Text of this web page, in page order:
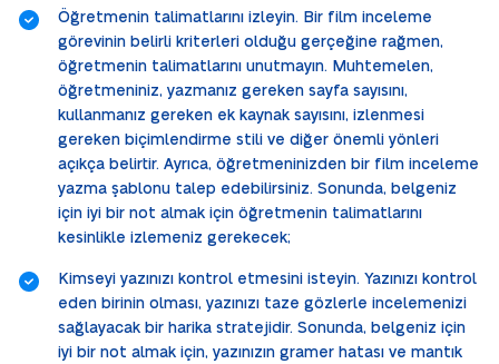
Öğretmenin talimatlarını izleyin. Bir film inceleme
görevinin belirli kriterleri olduğu gerçeğine rağmen,
öğretmenin talimatlarını unutmayın. Muhtemelen,
öğretmeniniz, yazmanız gereken sayfa sayısını,
kullanmanız gereken ek kaynak sayısını, izlenmesi
gereken biçimlendirme stili ve diğer önemli yönleri
açıkça belirtir. Ayrıca, öğretmeninizden bir film inceleme
yazma şablonu talep edebilirsiniz. Sonunda, belgeniz
için iyi bir not almak için öğretmenin talimatlarını
kesinlikle izlemeniz gerekecek;
Kimseyi yazınızı kontrol etmesini isteyin. Yazınızı kontrol
eden birinin olması, yazınızı taze gözlerle incelemenizi
sağlayacak bir harika stratejidir. Sonunda, belgeniz için
iyi bir not almak için, yazınızın gramer hatası ve mantık